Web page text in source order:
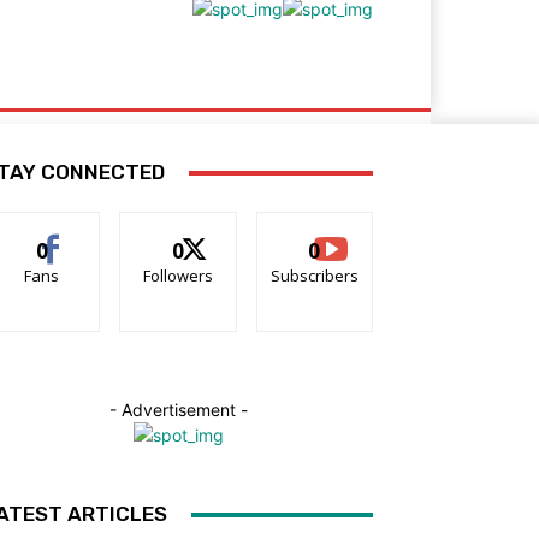
CONNECTED
0
Fans
0
Followers
0
Subscribers
- Advertisement -
ARTICLES